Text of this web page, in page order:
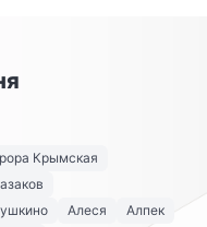
Крымская
Алеся
Алпек